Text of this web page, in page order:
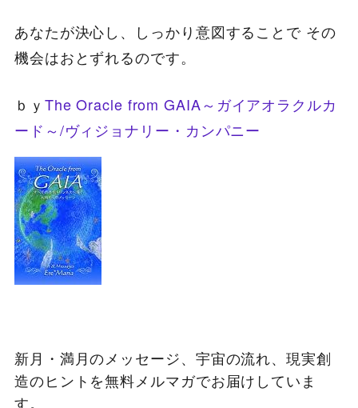
あなたが決心し、しっかり意図することで その
機会はおとずれるのです。
ｂｙ The Oracle from GAIA～ガイアオラクルカ
ード～/ヴィジョナリー・カンパニー
新月・満月のメッセージ、宇宙の流れ、現実創
造のヒントを無料メルマガでお届けしていま
す。